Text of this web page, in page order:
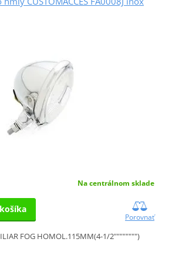
Na centrálnom sklade
Porovnať
FOG HOMOL.115MM(4-1/2"""""""")